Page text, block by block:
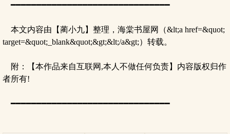
━━━━━━━━━━━━━━━━━━━━━━━━━━━━━━━
本文内容由【蔺小九】整理，海棠书屋网（&lt;a href=&quot;
target=&quot;_blank&quot;&gt;&lt;/a&gt;）转载。
附：【本作品来自互联网,本人不做任何负责】内容版权归作
者所有!
━━━━━━━━━━━━━━━━━━━━━━━━━━━━━━━